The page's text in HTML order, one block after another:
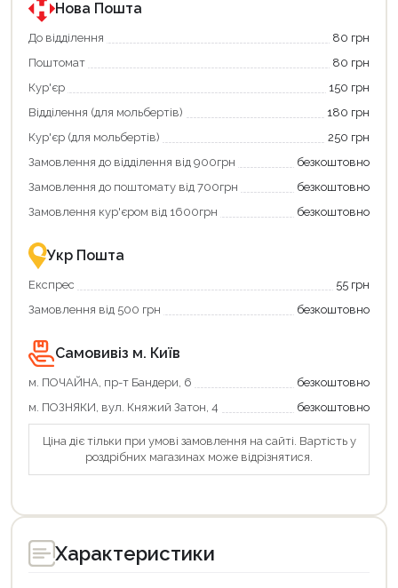
програмою
єКнига.
Використовуйте
карту
щоб
зекономити
та
отримати
переваги!
картою
єКнига
–
зручно
та
програмою
«Національний
кешбек».
покупку
«Національний
кешбек»
та
отримуйте
повернення
Економте
більше
разом
державною
підтримкою!
Нова Пошта
До відділення
80 грн
Поштомат
80 грн
Кур'єр
150 грн
Відділення (для мольбертів)
180 грн
Кур'єр (для мольбертів)
250 грн
Замовлення до відділення від 900грн
безкоштовно
Замовлення до поштомату від 700грн
безкоштовно
Замовлення кур'єром від 1600грн
безкоштовно
Укр Пошта
Експрес
55 грн
Замовлення від 500 грн
безкоштовно
Самовивіз м. Київ
м. ПОЧАЙНА, пр-т Бандери, 6
безкоштовно
м. ПОЗНЯКИ, вул. Княжий Затон, 4
безкоштовно
Ціна діє тільки при умові замовлення на сайті. Вартість у
роздрібних магазинах може відрізнятися.
Характеристики
Оформити замовлення